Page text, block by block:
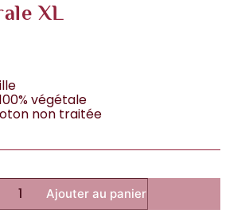
XL
végétale
non traitée
Ajouter au panier